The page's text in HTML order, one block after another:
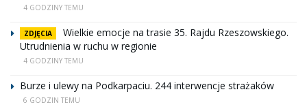
4 GODZINY TEMU
ZDJĘCIA
Wielkie emocje na trasie 35. Rajdu Rzeszowskiego.
Utrudnienia w ruchu w regionie
4 GODZINY TEMU
Burze i ulewy na Podkarpaciu. 244 interwencje strażaków
6 GODZIN TEMU